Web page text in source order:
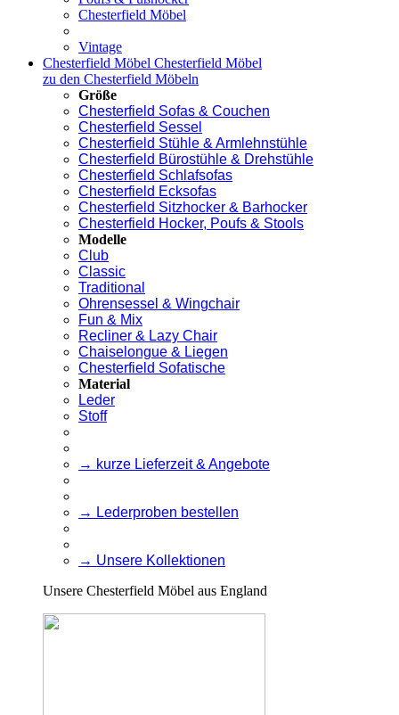
Chesterfield Möbel
Vintage
Chesterfield Möbel Chesterfield Möbel
zu den Chesterfield Möbeln
Größe
Chesterfield Sofas & Couchen
Chesterfield Sessel
Chesterfield Stühle & Armlehnstühle
Chesterfield Bürostühle & Drehstühle
Chesterfield Schlafsofas
Chesterfield Ecksofas
Chesterfield Sitzhocker & Barhocker
Chesterfield Hocker, Poufs & Stools
Modelle
Club
Classic
Traditional
Ohrensessel & Wingchair
Fun & Mix
Recliner & Lazy Chair
Chaiselongue & Liegen
Chesterfield Sofatische
Material
Leder
Stoff
→ kurze Lieferzeit & Angebote
→ Lederproben bestellen
→ Unsere Kollektionen
Unsere Chesterfield Möbel aus England